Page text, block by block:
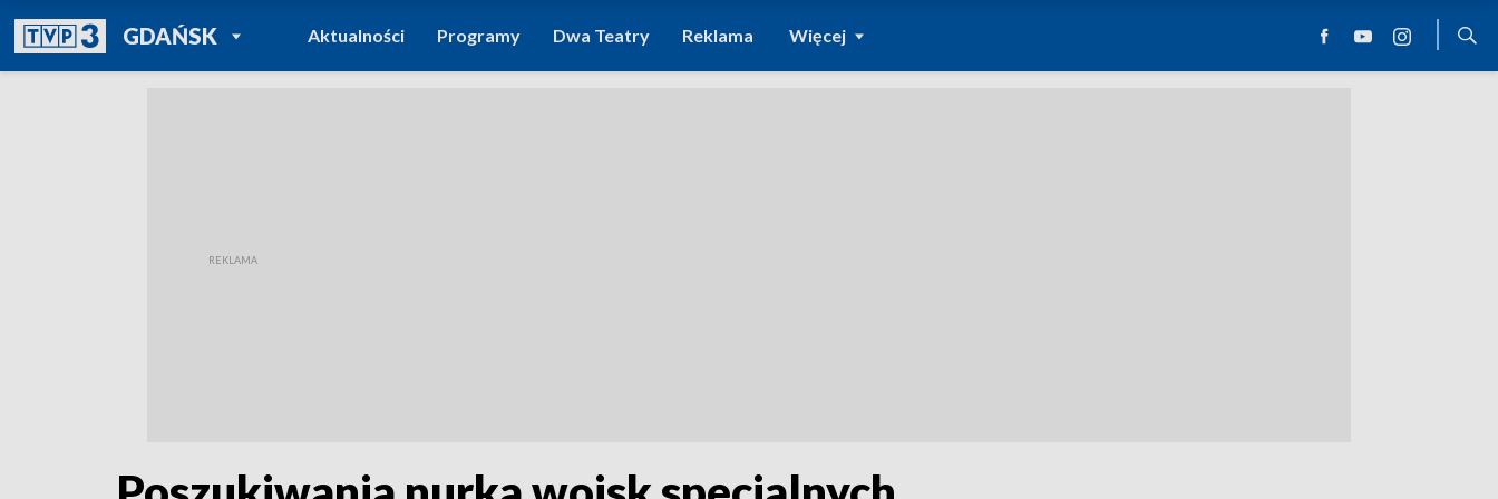
GDAŃSKPOWRÓT DO
TVP REGIONY
Aktualności Programy Dwa Teatry Reklama Więcej